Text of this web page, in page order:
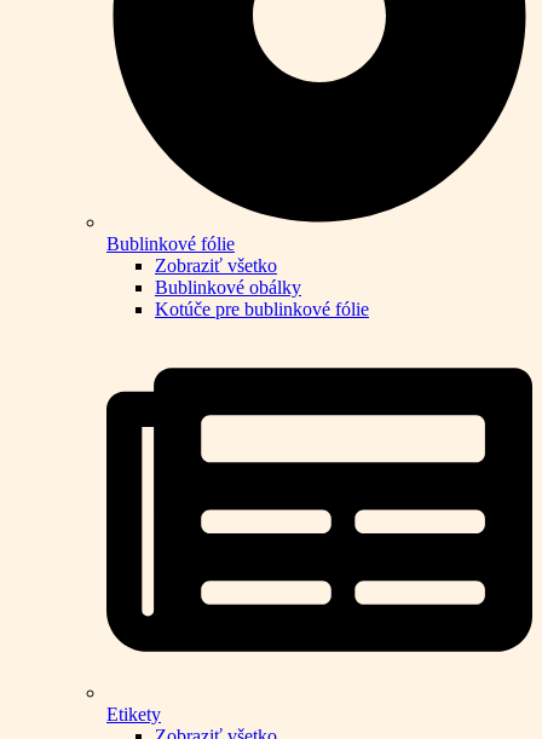
Bublinkové fólie
Zobraziť všetko
Bublinkové obálky
Kotúče pre bublinkové fólie
Etikety